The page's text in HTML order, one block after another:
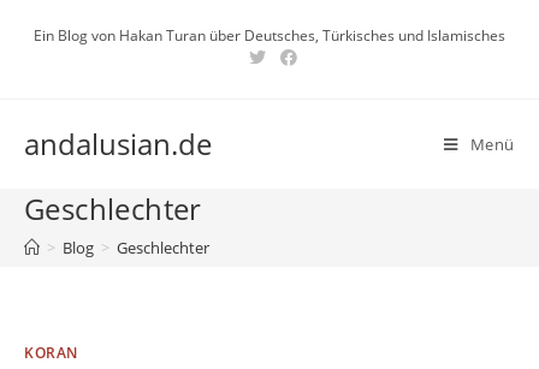
InhaltEin Blog von Hakan Turan über Deutsches, Türkisches und Islamisches
andalusian.de Menü
Geschlechter
> Blog > Geschlechter
KORAN